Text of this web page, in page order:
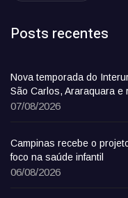
Posts recentes
Nova temporada do
São Carlos, Araraquara e
07/08/2026
Campinas recebe o
foco na saúde infantil
06/08/2026